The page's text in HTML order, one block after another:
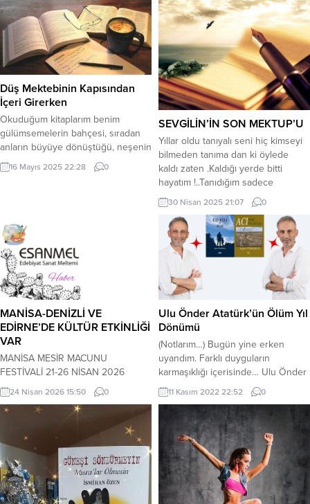
Düş Mektebinin Kapısından
İçeri Girerken
Okuduğum kitaplarım benim
gülümsemelerin bahçesi, sıradan
anların büyüye dönüştüğü, neşenin
çiçek açtığı dünyamdır. Okuduğum
mısralar bir tebessüm, bir umut
İnsan ruhunun en saf hâli, burada
kelimelerle kitaplarda şekillenir; bir
bakış, bir söz, bir his, tüm...
16 Mayıs 2025 22:28 0
SEVGİLİN’İN SON MEKTUP’U
Yıllar oldu tanıyalı seni hiç kimseyi
bilmeden tanıma dan ki öylede
kaldı zaten .Kaldığı yerde bitti
hayatım !..Tanıdığım sadece
hayalindi uzaktan uzağa gölge
misali.Hiç yakınlaşamadan uzaklaştı
ellerin gözlerin , gözümden .
Vedalaşmadık hiç vedalaşan
vedalarla ..Mahzun gülüşler vardı
gözlerimizde bir o kadarda korku
içimi titreten mutluluk kapı ardından
cam kenarından...
30 Nisan 2025 21:07 0
MANİSA-DENİZLİ VE
EDİRNE’DE KÜLTÜR ETKİNLİĞİ
VAR
MANİSA MESİR MACUNU
FESTİVALİ 21-26 NİSAN 2026
TARİHLERİ ARASINDA YAPILACAK…
KERİM ÖZBEKLER GAZETECİ-
YAZAR-ŞAİR 486. Uluslararası
Manisa Mesir Macunu Festivali 21-
26 Nisan 2026 tarihleri arasında
yapılacak, festivalin en önemli anı
olan şifalı mesir macunlarının Sultan
Camii minare ve kubbelerinden
halka saçılması ise 26 Nisan 2026
24 Nisan 2026 15:50 0
Ulu Önder Atatürk’ün Ölüm Yıl
Dönümü
(Notlarım…) Bugün yine erken
uyandım. Farklı duyguların
karmaşıklığı içerisinde… Ulu Önder
Atatürk’ün ölüm yıl dönümü. Her yıl
olduğu gibi saygımı sunmam
gerektiğini biliyordum. Saat dokuzu
beş geçe, salonun ortasına
durdum. Dışarıdan gelen ve acı acı
öten siren seslerine kulaklarımı
bıraktım. Kulaklarım sesteydi ama
zihnim geçmişe yolculuğa çıktı,
buğulu gözlerimi kapattım....
11 Kasım 2022 22:52 0